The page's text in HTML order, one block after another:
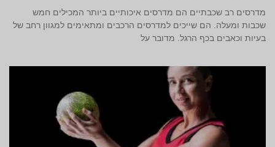
מדרסים רב שכבתיים הם מדרסים איכותיים ביותר המכילים חמש
שכבות ומעלה. הם שייכים למדרסים הרכבים ומתאימים למגוון רחב של
בעיות וכאבים בכף הרגל. מדובר על